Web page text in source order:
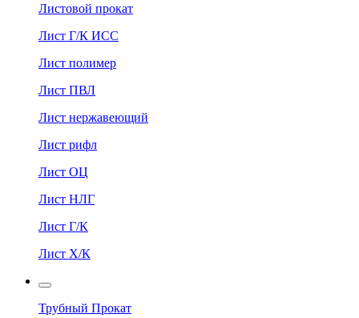
Листовой прокат
Лист Г/К ИСС
Лист полимер
Лист ПВЛ
Лист нержавеющий
Лист рифл
Лист ОЦ
Лист НЛГ
Лист Г/К
Лист Х/К
Трубный Прокат